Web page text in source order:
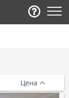
Цена